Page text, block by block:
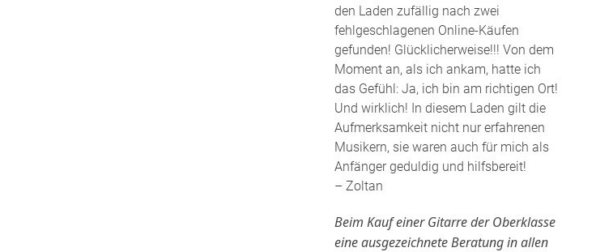
den Laden zufällig nach zwei
fehlgeschlagenen Online-Käufen
gefunden! Glücklicherweise!!! Von dem
Moment an, als ich ankam, hatte ich
das Gefühl: Ja, ich bin am richtigen Ort!
Und wirklich! In diesem Laden gilt die
Aufmerksamkeit nicht nur erfahrenen
Musikern, sie waren auch für mich als
Anfänger geduldig und hilfsbereit!
– Zoltan
Beim Kauf einer Gitarre der Oberklasse
eine ausgezeichnete Beratung in allen